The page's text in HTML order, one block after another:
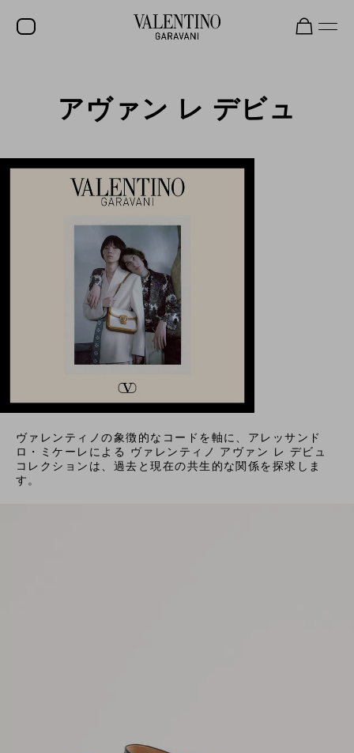
新着アイテム
ウィメンズ
メンズ
バッグ
ギフト
ビューティー
V-ユニバース
アヴァン レ デビュ
ヴァレンティノの象徴的なコードを軸に、アレッサンド
ロ・ミケーレによる ヴァレンティノ アヴァン レ デビュ
コレクションは、過去と現在の共生的な関係を探求しま
す。